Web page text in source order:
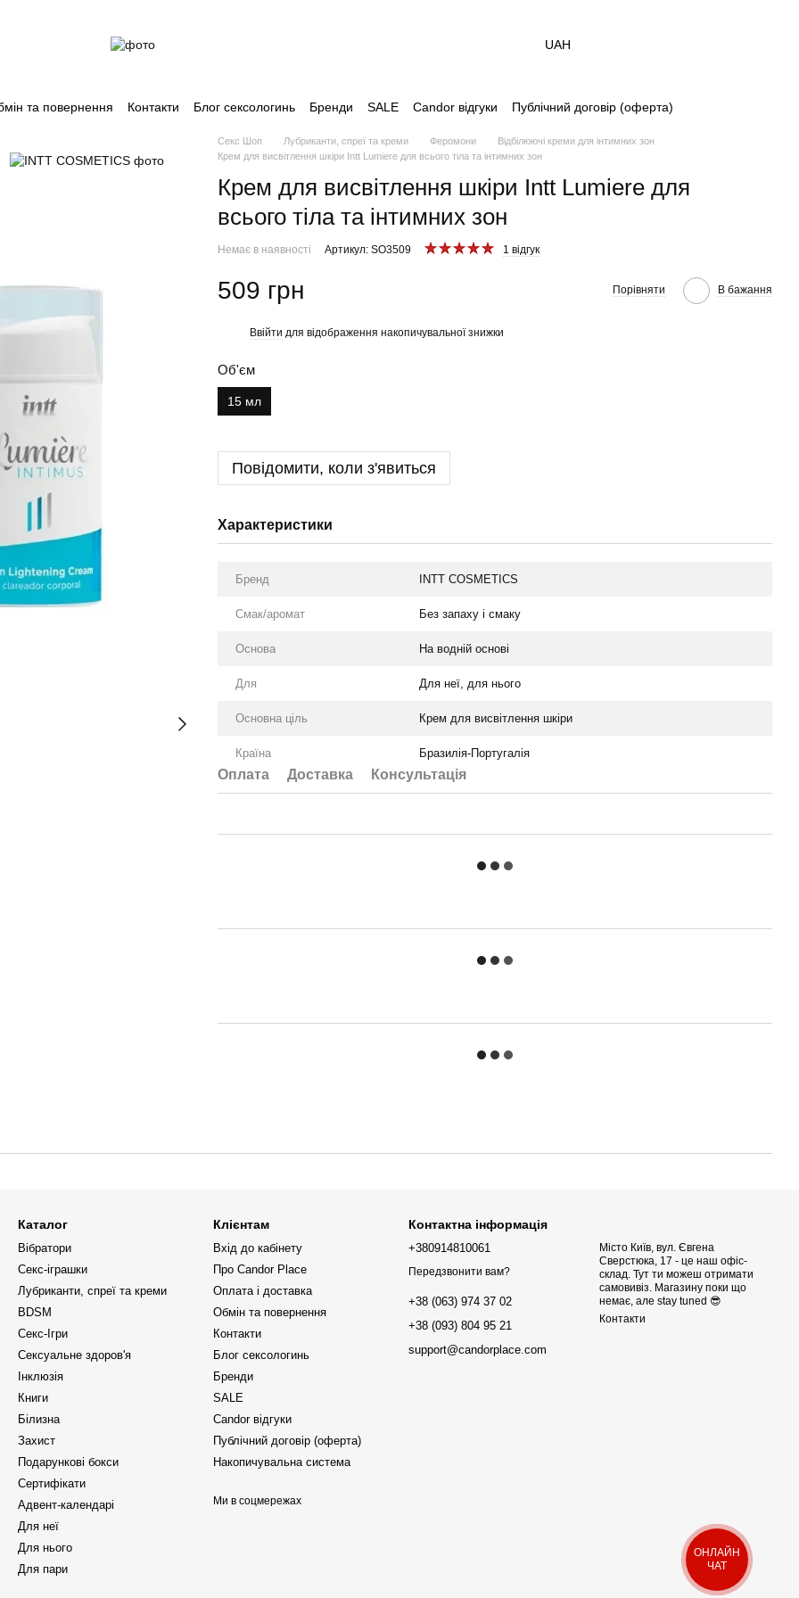
UAH
та повернення Контакти Блог сексологинь Бренди SALE Candor відгуки Публічний договір (оферта)
Секс Шоп Лубриканти, спреї та креми Феромони
Відбілюючі креми для інтимних зон
Крем для висвітлення шкіри Intt Lumiere для всього тіла та інтимних зон
Крем для висвітлення шкіри Intt Lumiere для
всього тіла та інтимних зон
Немає в наявності Артикул: SO3509 1 відгук
509 грн Порівняти В бажання
Ввійти для відображення накопичувальної знижки
Об'єм
15 мл
Повідомити, коли з'явиться
Характеристики
Бренд INTT COSMETICS
Смак/аромат Без запаху і смаку
Оснoва На водній основі
Для Для неї, для нього
Основна ціль Крем для висвітлення шкіри
Країна Бразилія-Португалія
Оплата Доставка Консультація
Каталог
Вібратори
Секс-іграшки
Лубриканти, спреї та креми
BDSM
Секс-Ігри
Сексуальне здоров'я
Інклюзія
Книги
Білизна
Захист
Подарункові бокси
Сертифікати
Адвент-календарі
Для неї
Для нього
Для пари
Клієнтам
Вхід до кабінету
Про Candor Place
Оплата і доставка
Обмін та повернення
Контакти
Блог сексологинь
Бренди
SALE
Candor відгуки
Публічний договір (оферта)
Накопичувальна система
Ми в соцмережах
Контактна інформація
+380914810061
Передзвонити вам?
+38 (063) 974 37 02
+38 (093) 804 95 21
support@candorplace.com
Місто Київ, вул. Євгена
Сверстюка, 17 - це наш офіс-
склад. Тут ти можеш отримати
самовивіз. Магазину поки що
немає, але stay tuned 😎
Контакти
ОНЛАЙН
ЧАТ